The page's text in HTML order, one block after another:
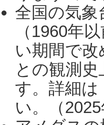
全国の気象
（1960年
い期間で
との観測
す。詳細は
い。（2025